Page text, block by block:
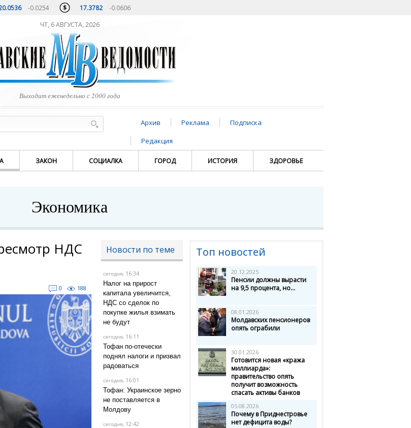
-0.0254 17.3782 -0.0606
ЧТ, 6 АВГУСТА, 2026
Выходит еженедельно с 2000 года
Архив Реклама
Подписка
Редакция
ЗАКОН СОЦИАЛКА ГОРОД ИСТОРИЯ ЗДОРОВЬЕ
Экономика
НДС
0 188
Новости по теме
сегодня, 16:34
Налог на прирост
капитала увеличится,
НДС со сделок по
покупке жилья взимать
не будут
сегодня, 16:11
Тофан по-отечески
поднял налоги и призвал
радоваться
сегодня, 16:01
Тофан: Украинское зерно
не поставляется в
Молдову
сегодня, 12:42
Топ новостей
20.12.2025
Пенсии должны вырасти
на 9,5 процента, но...
08.01.2026
Молдавских пенсионеров
опять ограбили
30.01.2026
Готовится новая «кража
миллиарда»:
правительство опять
получит возможность
спасать активы банков
05.08.2026
Почему в Приднестровье
нет дефицита воды?